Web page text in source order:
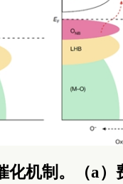
化机制。（a